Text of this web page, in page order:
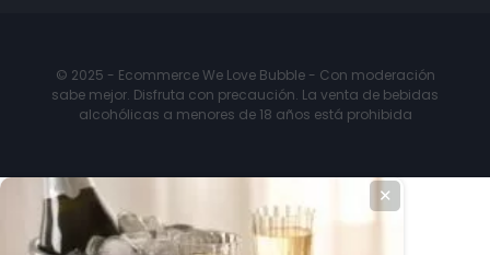
© 2025 - Ecommerce We Love Bubble - Con moderación
sabe mejor. Disfruta con precaución. La venta de bebidas
alcohólicas a menores de 18 años está prohibida
✕